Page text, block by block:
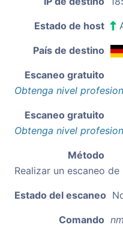
Estado de host
País de destino
Escaneo gratuito
Obtenga nivel
Escaneo gratuito
Obtenga nivel
Método
Realizar un escaneo
Estado del escaneo
Comando